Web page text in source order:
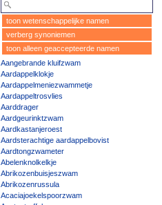
toon wetenschappelijke namen
verberg synoniemen
toon alleen geaccepteerde namen
Aangebrande kluifzwam
Aardappelklokje
Aardappelmeniezwammetje
Aardappeltrosvlies
Aarddrager
Aardgeurinktzwam
Aardkastanjeroest
Aardsterachtige aardappelbovist
Aardtongzwameter
Abelenknolkelkje
Abrikozenbuisjeszwam
Abrikozenrussula
Acaciajoekelspoorzwam